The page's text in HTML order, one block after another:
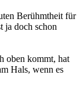
Berühmtheit für
ja doch schon
oben kommt, hat
Hals, wenn es